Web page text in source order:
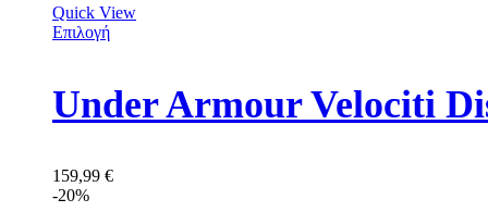
Quick View
Επιλογή
Under Armour Velociti
159,99 €
-20%